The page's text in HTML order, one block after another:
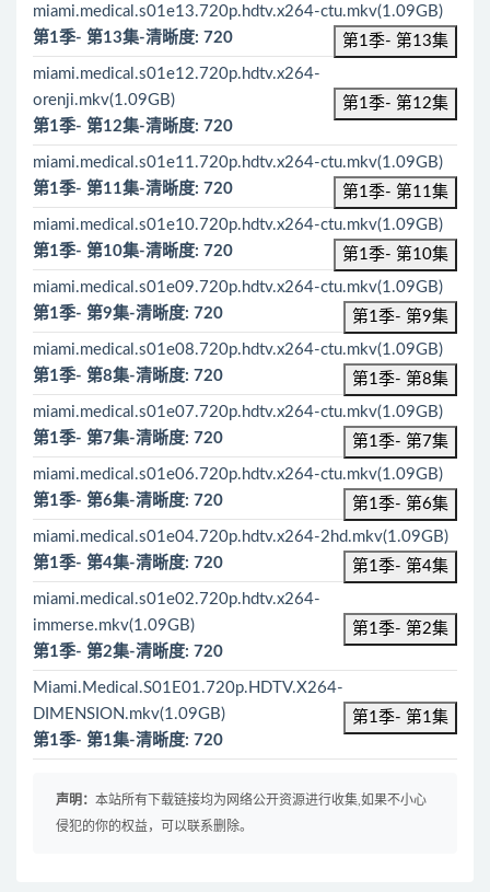
miami.medical.s01e13.720p.hdtv.x264-ctu.mkv(1.09GB)
第1季- 第13集
第1季- 第13集-清晰度: 720
miami.medical.s01e12.720p.hdtv.x264-
orenji.mkv(1.09GB)
第1季- 第12集
第1季- 第12集-清晰度: 720
miami.medical.s01e11.720p.hdtv.x264-ctu.mkv(1.09GB)
第1季- 第11集
第1季- 第11集-清晰度: 720
miami.medical.s01e10.720p.hdtv.x264-ctu.mkv(1.09GB)
第1季- 第10集
第1季- 第10集-清晰度: 720
miami.medical.s01e09.720p.hdtv.x264-ctu.mkv(1.09GB)
第1季- 第9集
第1季- 第9集-清晰度: 720
miami.medical.s01e08.720p.hdtv.x264-ctu.mkv(1.09GB)
第1季- 第8集
第1季- 第8集-清晰度: 720
miami.medical.s01e07.720p.hdtv.x264-ctu.mkv(1.09GB)
第1季- 第7集
第1季- 第7集-清晰度: 720
miami.medical.s01e06.720p.hdtv.x264-ctu.mkv(1.09GB)
第1季- 第6集
第1季- 第6集-清晰度: 720
miami.medical.s01e04.720p.hdtv.x264-2hd.mkv(1.09GB)
第1季- 第4集
第1季- 第4集-清晰度: 720
miami.medical.s01e02.720p.hdtv.x264-
immerse.mkv(1.09GB)
第1季- 第2集
第1季- 第2集-清晰度: 720
Miami.Medical.S01E01.720p.HDTV.X264-
DIMENSION.mkv(1.09GB)
第1季- 第1集
第1季- 第1集-清晰度: 720
声明： 本站所有下载链接均为网络公开资源进行收集,如果不小心
侵犯的你的权益，可以联系删除。